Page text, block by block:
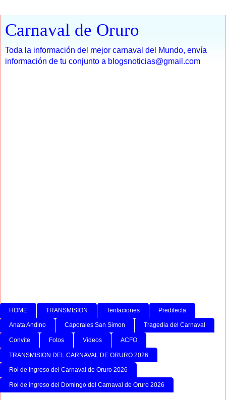
Carnaval de Oruro
Toda la información del mejor carnaval del Mundo, envía
información de tu conjunto a blogsnoticias@gmail.com
HOME TRANSMISION Tentaciones Predilecta
Anata Andino Caporales San Simon Tragedia del Carnaval
Convite Fotos Videos ACFO
TRANSMISION DEL CARNAVAL DE ORURO 2026
Rol de Ingreso del Carnaval de Oruro 2026
Rol de ingreso del Domingo del Carnaval de Oruro 2026